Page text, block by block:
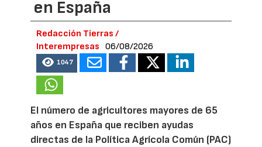
en España
Redacción Tierras /
Interempresas
06/08/2026
1047
El número de agricultores mayores de 65
años en España que reciben ayudas
directas de la Política Agrícola Común (PAC)